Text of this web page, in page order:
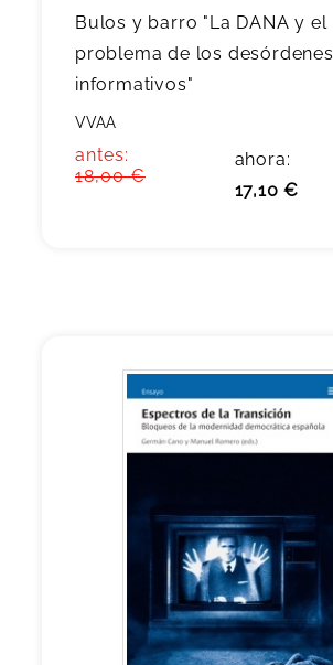
Bulos y barro "La DANA y el
problema de los desórdenes
informativos"
VVAA
antes:
18,00 €
ahora:
17,10 €